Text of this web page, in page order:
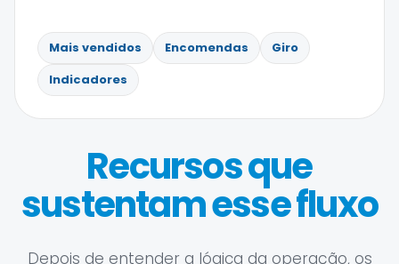
Mais vendidos Encomendas
Giro
Indicadores
Recursos que
sustentam esse fluxo
Depois de entender a lógica da operação, os